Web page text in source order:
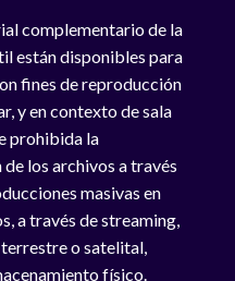
complementario de la
están disponibles para
fines de reproducción
y en contexto de sala
prohibida la
los archivos a través
masivas en
a través de streaming,
o satelital,
físico.